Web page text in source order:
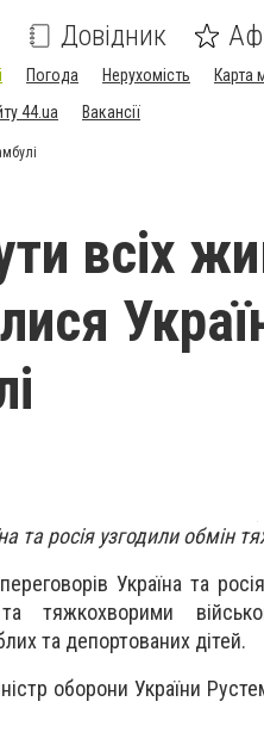
Довідник
Погода Нерухомість Карта
44.ua
Вакансії
всіх
та росія узгодили обмін
Україна та
тяжкохворими
та депортованих дітей.
оборони України